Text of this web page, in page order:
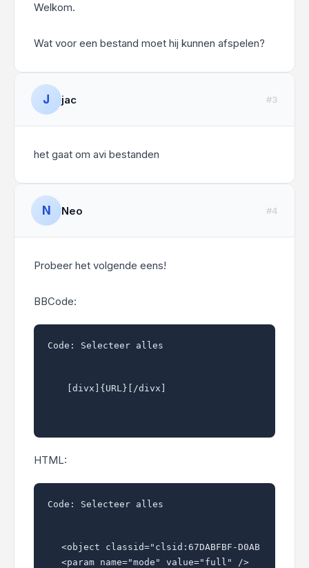
Welkom.
Wat voor een bestand moet hij kunnen afspelen?
J jac #3
het gaat om avi bestanden
N Neo #4
Probeer het volgende eens!
BBCode:
Code: Selecteer alles
[divx]{URL}[/divx]
HTML:
Code: Selecteer alles
<object classid="clsid:67DABFBF-D0AB-41fa-
<param name="mode" value="full" />